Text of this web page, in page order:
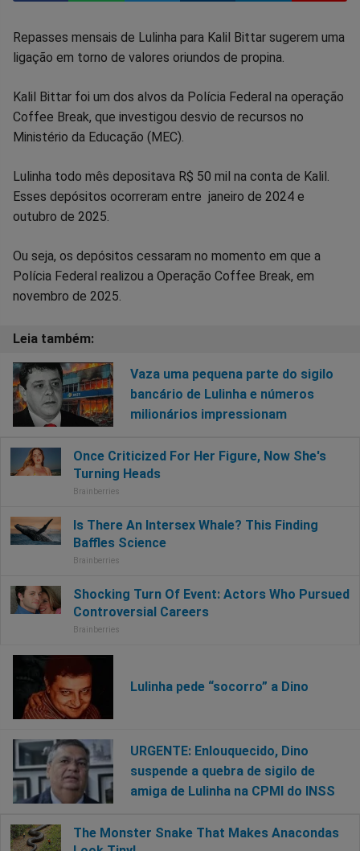
Compartilhar
Facebook
Compartilhar
Whatsapp
Compartilhar
Twitter
Compartilhar
Messenger
Compartilhar
TelegramGettr
Repasses mensais de Lulinha para Kalil Bittar sugerem uma
ligação em torno de valores oriundos de propina.
Kalil Bittar foi um dos alvos da Polícia Federal na operação
Coffee Break, que investigou desvio de recursos no
Ministério da Educação (MEC).
Lulinha todo mês depositava R$ 50 mil na conta de Kalil.
Esses depósitos ocorreram entre janeiro de 2024 e
outubro de 2025.
Ou seja, os depósitos cessaram no momento em que a
Polícia Federal realizou a Operação Coffee Break, em
novembro de 2025.
Vaza uma pequena parte do sigilo
bancário de Lulinha e números
milionários impressionam
Lulinha pede “socorro” a Dino
URGENTE: Enlouquecido, Dino
suspende a quebra de sigilo de
amiga de Lulinha na CPMI do INSS